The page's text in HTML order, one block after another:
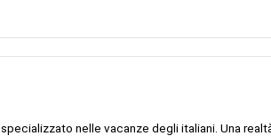
nelle vacanze degli italiani. Una